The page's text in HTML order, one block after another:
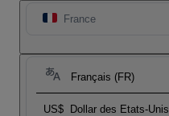
France
Français (FR)
US$ Dollar des Etats-Unis